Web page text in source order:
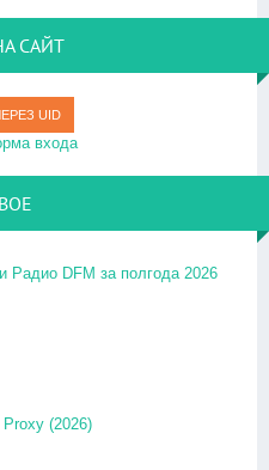
САЙТ
UID
входа
Радио DFM за полгода 2026
(2026)